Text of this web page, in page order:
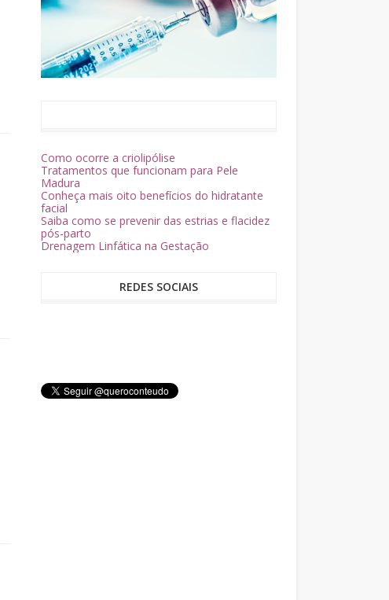
Como ocorre a criolipólise
Tratamentos que funcionam para Pele
Madura
Conheça mais oito benefícios do hidratante
facial
Saiba como se prevenir das estrias e flacidez
pós-parto
Drenagem Linfática na Gestação
REDES SOCIAIS